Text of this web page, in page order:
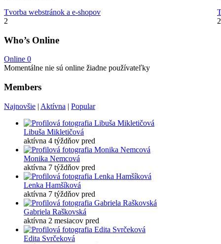
Tvorba webstránok a e-shopov
2
2
Who’s Online
Online 0
Momentálne nie sú online žiadne používateľky
Members
Najnovšie | Aktívna | Popular
Libuša Mikletičová
aktívna 4 týždňov pred
Monika Nemcová
aktívna 7 týždňov pred
Lenka Hamšíková
aktívna 7 týždňov pred
Gabriela Raškovská
aktívna 2 mesiacov pred
Edita Svrčeková